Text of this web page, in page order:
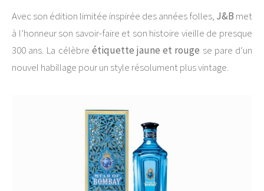
Avec son édition limitée inspirée des années folles, J&B met
à l’honneur son savoir-faire et son histoire vieille de presque
300 ans. La célèbre étiquette jaune et rouge se pare d’un
nouvel habillage pour un style résolument plus vintage.